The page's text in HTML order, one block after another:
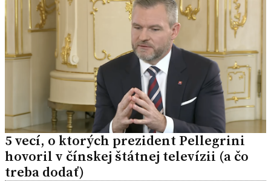
5 vecí, o ktorých prezident Pellegrini
hovoril v čínskej štátnej televízii (a čo
treba dodať)